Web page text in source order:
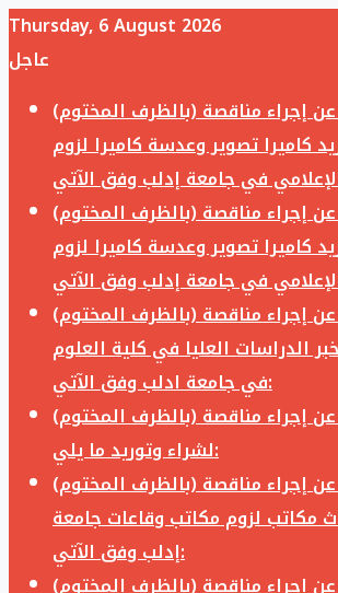
Thursday, 6 August 2026
عاجل
إجراء مناقصة (بالظرف المختوم)
كاميرا تصوير وعدسة كاميرا لزوم
إجراء مناقصة (بالظرف المختوم)
كاميرا تصوير وعدسة كاميرا لزوم
إجراء مناقصة (بالظرف المختوم)
الدراسات العليا في كلية العلوم
في جامعة ادلب وفق الآتي:
إجراء مناقصة (بالظرف المختوم)
لشراء وتوريد ما يلي:
إجراء مناقصة (بالظرف المختوم)
مكاتب لزوم مكاتب وقاعات جامعة
إدلب وفق الآتي:
إجراء مناقصة (بالظرف المختوم)